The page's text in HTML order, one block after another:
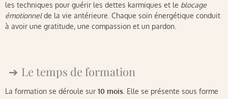
les techniques pour guérir les dettes karmiques et le blocage
émotionnelde la vie antérieure. Chaque soin énergétique conduit
à avoir une gratitude, une compassion et un pardon.
Le temps de formation
La formation se déroule sur 10 mois . Elle se présente sous forme